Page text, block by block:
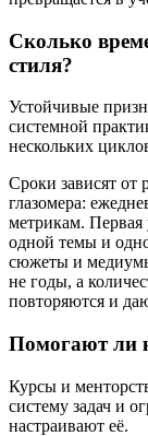
Сколько
стиля?
Устойчивые
системной
нескольких
Сроки зависят от
глазомера:
метрикам. Первая
одной темы и
сюжеты и
не годы, а
повторяются и
Помогают ли
Курсы и
систему задач и
настраивают её.